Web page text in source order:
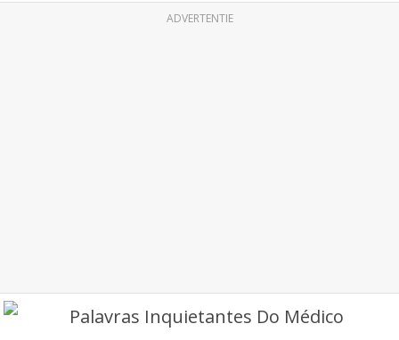
ADVERTENTIE